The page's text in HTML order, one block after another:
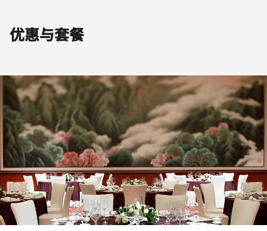
优惠与套餐